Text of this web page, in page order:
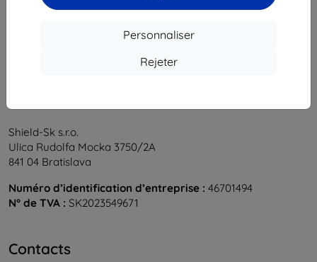
Personnaliser
Rejeter
Shield-Sk s.r.o.
Ulica Rudolfa Mocka 3750/2A
841 04 Bratislava
Numéro d’identification d’entreprise : 46701494
N° de TVA : SK2023549671
Contacts